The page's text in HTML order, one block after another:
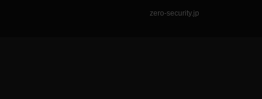
zero-security.jp